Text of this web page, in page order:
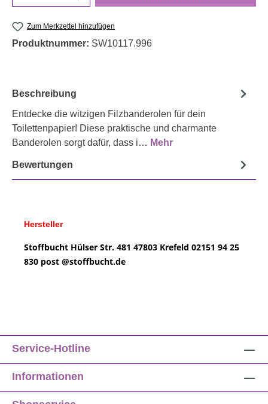
Zum Merkzettel hinzufügen
Produktnummer: SW10117.996
Beschreibung
Entdecke die witzigen Filzbanderolen für dein
Toilettenpapier! Diese praktische und charmante
Banderolen sorgt dafür, dass i… Mehr
Bewertungen
Hersteller
Stoffbucht Hülser Str. 481 47803 Krefeld 02151 94 25
830 post @stoffbucht.de
Service-Hotline
Informationen